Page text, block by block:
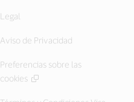
Legal
Aviso de Privacidad
Preferencias sobre las
cookies